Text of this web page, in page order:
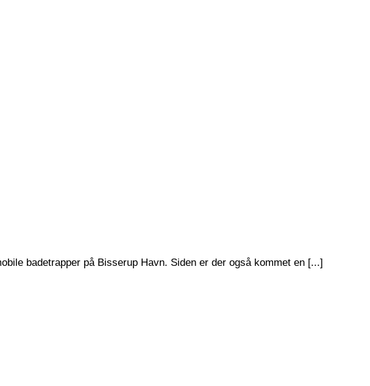
badetrapper på Bisserup Havn. Siden er der også kommet en [...]